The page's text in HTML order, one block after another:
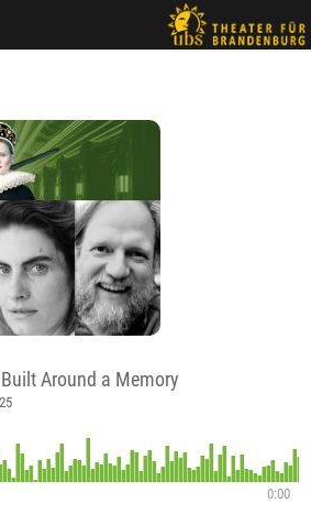
Around a Memory
0:00